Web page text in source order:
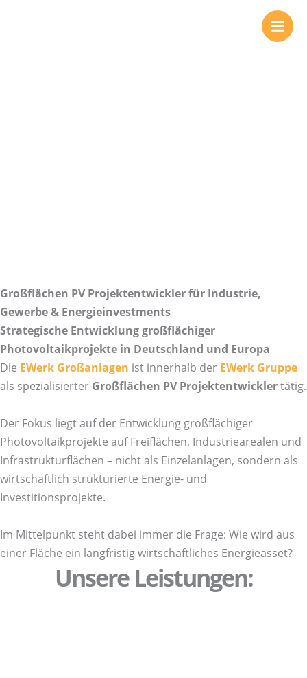
Großflächen PV Projektentwickler für Industrie,
Gewerbe & Energieinvestments
Strategische Entwicklung großflächiger
Photovoltaikprojekte in Deutschland und Europa
Die EWerk Großanlagen ist innerhalb der EWerk Gruppe
als spezialisierter Großflächen PV Projektentwicklertätig.
Der Fokus liegt auf der Entwicklung großflächiger
Photovoltaikprojekte auf Freiflächen, Industriearealen und
Infrastrukturflächen – nicht als Einzelanlagen, sondern als
wirtschaftlich strukturierte Energie- und
Investitionsprojekte.
Im Mittelpunkt steht dabei immer die Frage: Wie wird aus
einer Fläche ein langfristig wirtschaftliches Energieasset?
Unsere Leistungen: